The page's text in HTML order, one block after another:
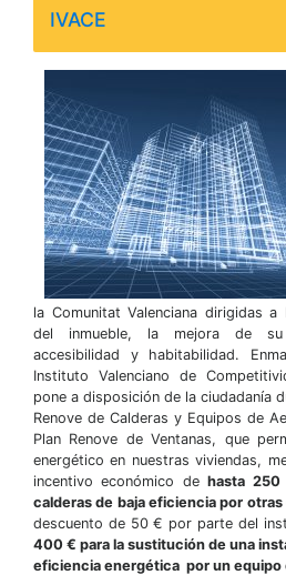
IVACE
la Comunitat Valenciana dirigidas a
del inmueble, la mejora de su
accesibilidad y habitabilidad.
Instituto Valenciano de
pone a disposición de la ciudadanía
Renove de Calderas y Equipos de
Plan Renove de Ventanas, que
energético en nuestras viviendas,
incentivo económico de hasta
calderas de baja eficiencia por
descuento de 50 € por parte del
400 € para la sustitución de una
eficiencia energética por un equipo